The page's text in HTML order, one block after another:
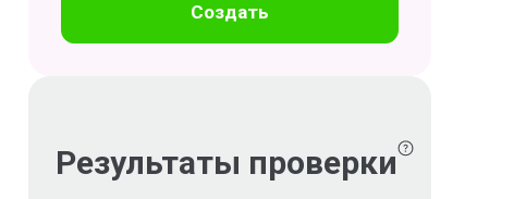
Создать
Результаты проверки